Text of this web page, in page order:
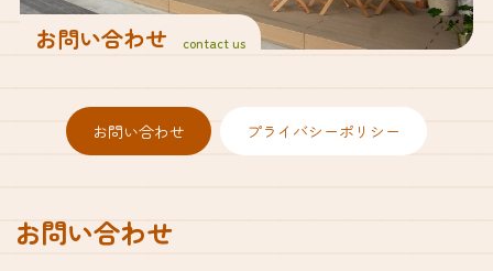
お問い合わせ contact us
お問い合わせ プライバシーポリシー
お問い合わせ